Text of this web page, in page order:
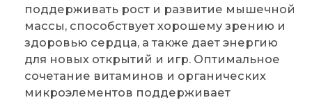
поддерживать рост и развитие мышечной
массы, способствует хорошему зрению и
здоровью сердца, а также дает энергию
для новых открытий и игр. Оптимальное
сочетание витаминов и органических
микроэлементов поддерживает